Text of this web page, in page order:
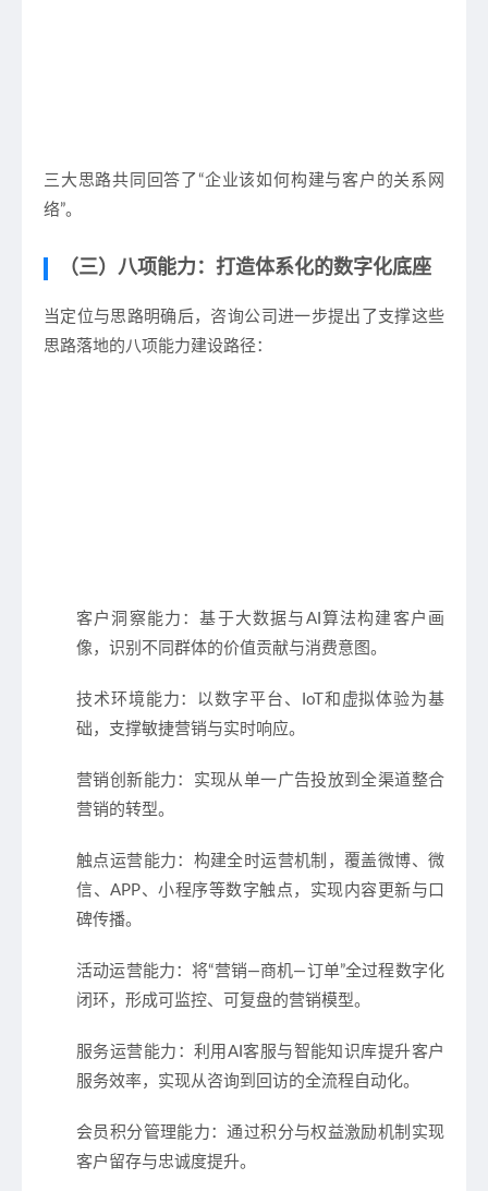
三大思路共同回答了“企业该如何构建与客户的关系网
络”。
（三）八项能力：打造体系化的数字化底座
当定位与思路明确后，咨询公司进一步提出了支撑这些
思路落地的八项能力建设路径 ：
客户洞察能力 ：基于大数据与AI算法构建客户画
像，识别不同群体的价值贡献与消费意图。
技术环境能力 ：以数字平台、IoT和虚拟体验为基
础，支撑敏捷营销与实时响应。
营销创新能力 ：实现从单一广告投放到全渠道整合
营销的转型。
触点运营能力 ：构建全时运营机制，覆盖微博、微
信、APP、小程序等数字触点，实现内容更新与口
碑传播。
活动运营能力 ：将“营销—商机—订单”全过程数字化
闭环，形成可监控、可复盘的营销模型。
服务运营能力 ：利用AI客服与智能知识库提升客户
服务效率，实现从咨询到回访的全流程自动化。
会员积分管理能力 ：通过积分与权益激励机制实现
客户留存与忠诚度提升。